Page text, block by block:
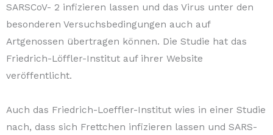
SARSCoV- 2 infizieren lassen und das Virus unter den
besonderen Versuchsbedingungen auch auf
Artgenossen übertragen können. Die Studie hat das
Friedrich-Löffler-Institut auf ihrer Website
veröffentlicht.
Auch das Friedrich-Loeffler-Institut wies in einer Studie
nach, dass sich Frettchen infizieren lassen und SARS-